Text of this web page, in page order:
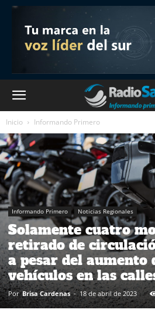
Inicio Informando Primero
Informando Primero Noticias Regionales
Solamente cuatro
retirado de
a pesar del aumento
vehículos en las
Por Brisa Cardenas - 18 de abril de 2023